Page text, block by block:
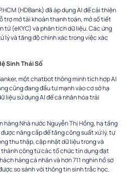
(HDBank) đã áp dụng AI để cải thiện
trợ mở tài khoản thanh toán, mở sổ tiết
tử (eKYC) và phân tích dữ liệu. Các ứng
lý và tăng độ chính xác trong việc xác
Sinh Thái Số
một chatbot thông minh tích hợp AI
cũng đang đầu tư mạnh vào cơ sở hạ
liệu sử dụng AI để cá nhân hóa trải
Nhà nước Nguyễn Thị Hồng, hạ tầng
nâng cấp để tăng công suất xử lý, tự
thu thập, cập nhật dữ liệu trong và
công từ các tổ chức tín dụng đạt
hàng cá nhân và hơn 711 nghìn hồ sơ
so sánh với thông tin sinh trắc học.